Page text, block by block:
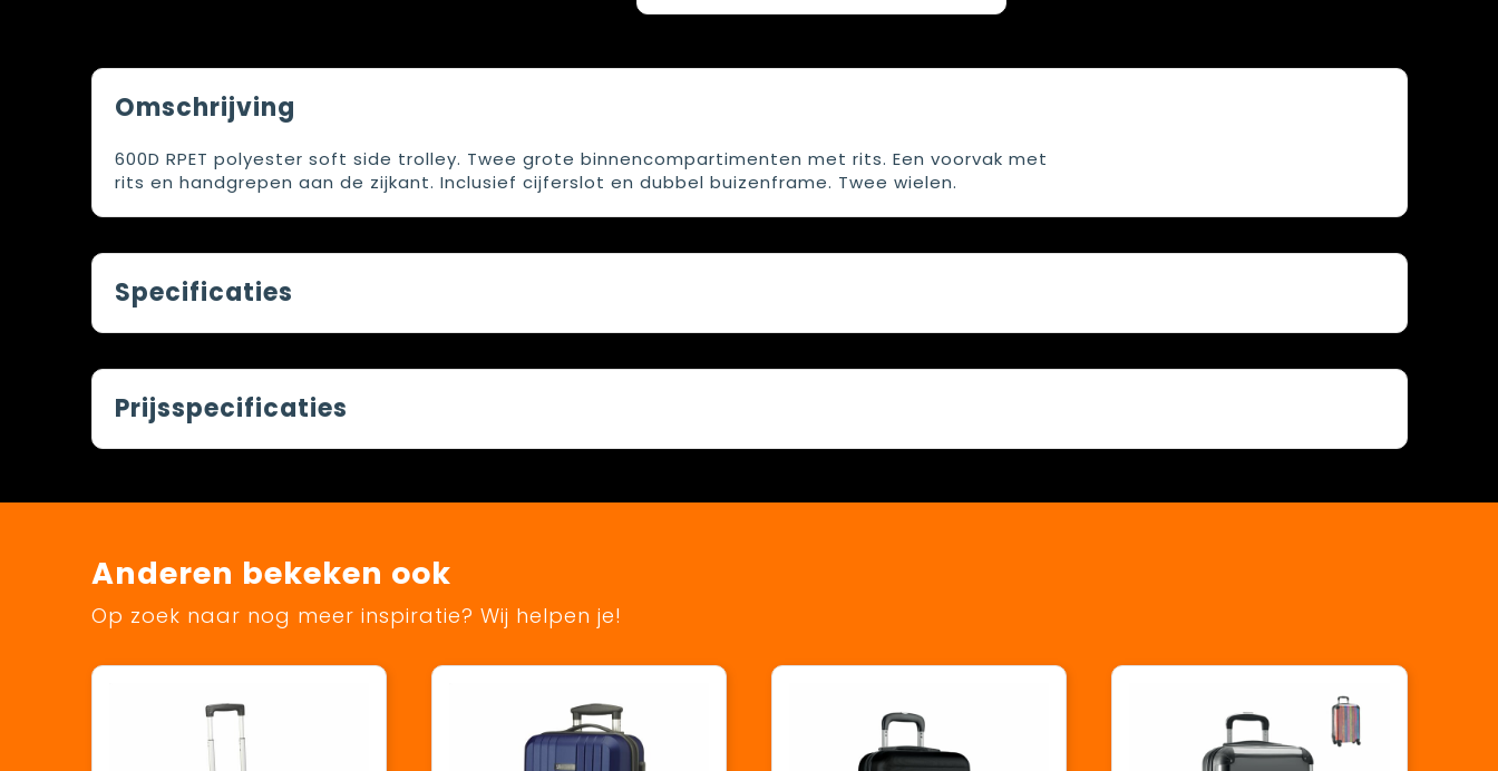
Omschrijving
600D RPET polyester soft side trolley. Twee grote binnencompartimenten met rits. Een voorvak met
rits en handgrepen aan de zijkant. Inclusief cijferslot en dubbel buizenframe. Twee wielen.
Specificaties
Prijsspecificaties
Anderen bekeken ook
Op zoek naar nog meer inspiratie? Wij helpen je!